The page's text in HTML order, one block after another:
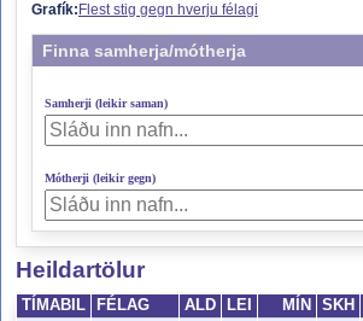
Grafík: Flest stig gegn hverju félagi
Finna samherja/mótherja
Samherji (leikir saman)
Mótherji (leikir gegn)
Heildartölur
TÍMABIL FÉLAG ALD LEI MÍN SKH